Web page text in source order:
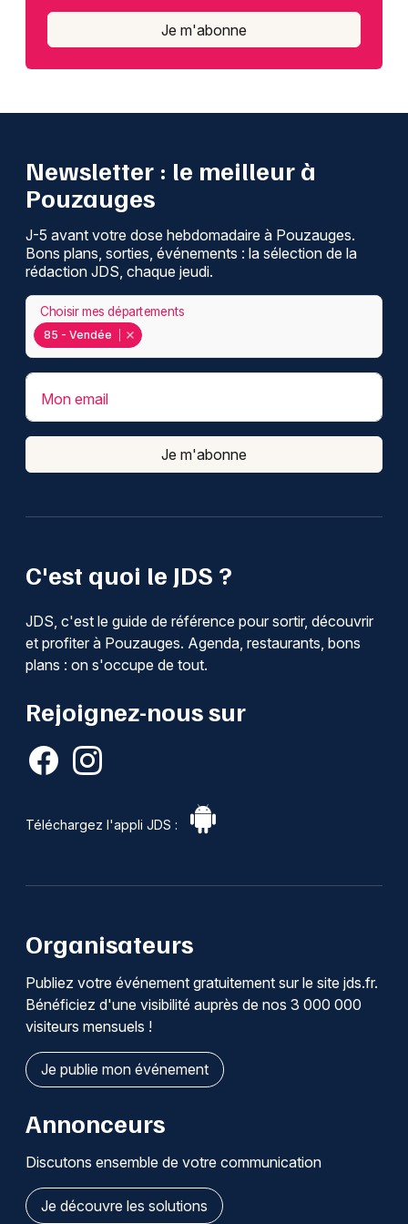
Actus à Pouzauges
85 - Vendée
Je m'abonne
C'est quoi le JDS ?
JDS, c'est le guide de référence pour sortir, découvrir
et profiter à Pouzauges. Agenda, restaurants, bons
plans : on s'occupe de tout.
Rejoignez-nous sur
Téléchargez l'appli JDS :
Newsletter : le meilleur à
Pouzauges
J-5 avant votre dose hebdomadaire à Pouzauges.
Bons plans, sorties, événements : la sélection de la
rédaction JDS, chaque jeudi.
85 - Vendée
Choisir mes départements
Mon email
Je m'abonne
Organisateurs
Publiez votre événement gratuitement sur le site jds.fr.
Bénéficiez d'une visibilité auprès de nos 3 000 000
visiteurs mensuels !
Je publie mon événement
Annonceurs
Discutons ensemble de votre communication
Je découvre les solutions